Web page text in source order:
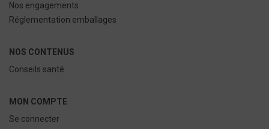
Nos engagements
Réglementation emballages
NOS CONTENUS
Conseils santé
MON COMPTE
Se connecter